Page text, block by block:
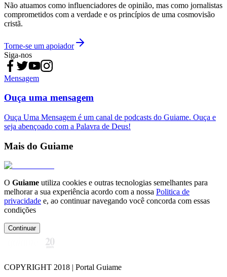
Não atuamos como influenciadores de opinião, mas como jornalistas
comprometidos com a verdade e os princípios de uma cosmovisão
cristã.
Torne-se um apoiador
Siga-nos
Mensagem
Ouça uma mensagem
Ouça Uma Mensagem é um canal de podcasts do Guiame. Ouça e
seja abençoado com a Palavra de Deus!
Mais do Guiame
O Guiame utiliza cookies e outras tecnologias semelhantes para
melhorar a sua experiência acordo com a nossa Politica de
privacidade e, ao continuar navegando você concorda com essas
condições
Continuar
COPYRIGHT 2018 | Portal Guiame